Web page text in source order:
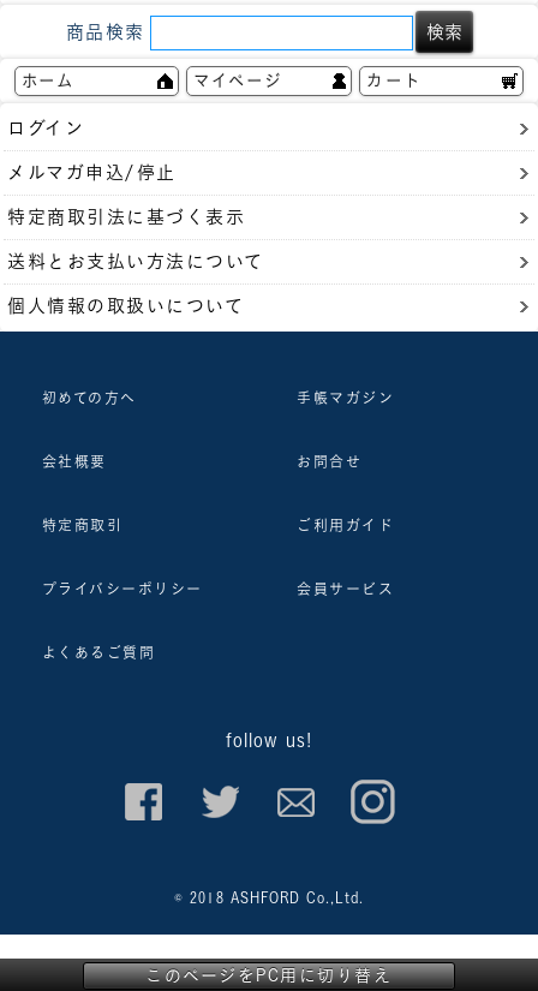
商品検索
ホーム マイページ カート
ログイン
メルマガ申込/停止
特定商取引法に基づく表示
送料とお支払い方法について
個人情報の取扱いについて
初めての方へ 手帳マガジン
会社概要 お問合せ
特定商取引 ご利用ガイド
プライバシーポリシー 会員サービス
よくあるご質問
follow us!
© 2018 ASHFORD Co.,Ltd.
このページをPC用に切り替え